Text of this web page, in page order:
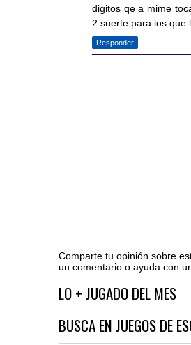
digitos qe a mime
2 suerte para los que
Responder
Comparte tu opinión sobre
un comentario o ayuda con
Ir al editor de comentarios
LO + JUGADO DEL MES
BUSCA EN JUEGOS DE